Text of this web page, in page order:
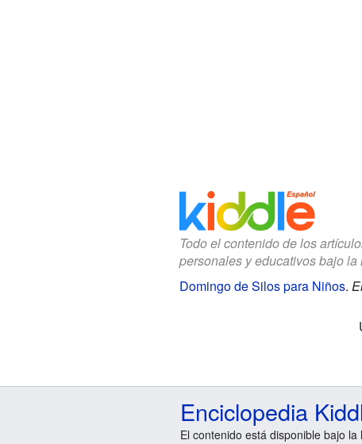
Todo el contenido de los
personales y educativos bajo
Domingo de Silos para Niños.
Enciclopedia
El contenido está disponible bajo la